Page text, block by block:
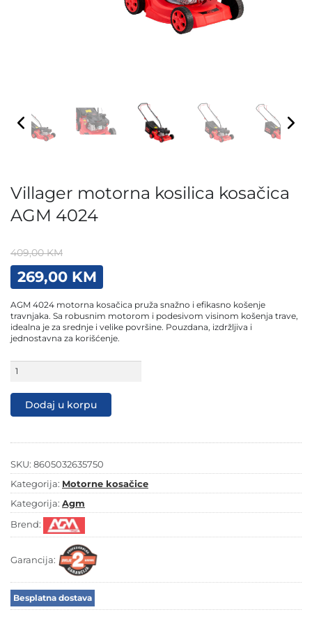
Villager motorna kosilica kosačica
AGM 4024
409,00KM
Original
price
was:
409,00 KM.
269,00 KM
Current
price
is:
269,00 KM.
AGM 4024 motorna kosačica pruža snažno i efikasno košenje
travnjaka. Sa robusnim motorom i podesivom visinom košenja trave,
idealna je za srednje i velike površine. Pouzdana, izdržljiva i
jednostavna za korišćenje.
Villager
motorna
kosačica
AGMDodaj u korpu
SKU: 8605032635750
Kategorija: Motorne kosačice
Kategorija: Agm
Brend:
Garancija:
Besplatna dostava